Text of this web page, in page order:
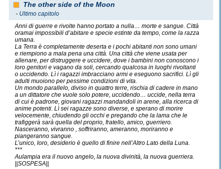
The other side of the Moon
- Ultimo capitolo
Anni di guerre e rivolte hanno portato a nulla… morte e sangue. Città
oramai impossibili d’abitare e specie estinte da tempo, come la razza
umana.
La Terra è completamente deserta e i pochi abitanti non sono umani
e riempiono a mala pena una città. Una città che viene usata per
allenare, per distruggere e uccidere, dove i bambini non conoscono i
loro genitori e vagano da soli, cercando qualcosa in luoghi rivoltanti
o uccidendo. Lì i ragazzi imbracciano armi e eseguono sacrifici. Lì gli
adulti muoiono per pessime condizioni di vita.
Un mondo parallelo, diviso in quattro terre, rischia di cadere in mano
a un dittatore che vuole solo potere, uccidendo… uccide, nella terra
di cui è padrone, giovani ragazzi mandandoli in arene, alla ricerca di
anime potenti. Lì sei ragazze sono diverse, e sperano di morire
velocemente, chiudendo gli occhi e pregando che la lama che le
trafiggerà sarà quella del proprio, fratello, amico, guerriero.
Nasceranno, vivranno , soffriranno, ameranno, moriranno e
piangeranno sangue.
L’unico, loro, desiderio è quello di finire nell’Altro Lato della Luna.
***
Aulampia era il nuovo angelo, la nuova divinità, la nuova guerriera.
||SOSPESA||